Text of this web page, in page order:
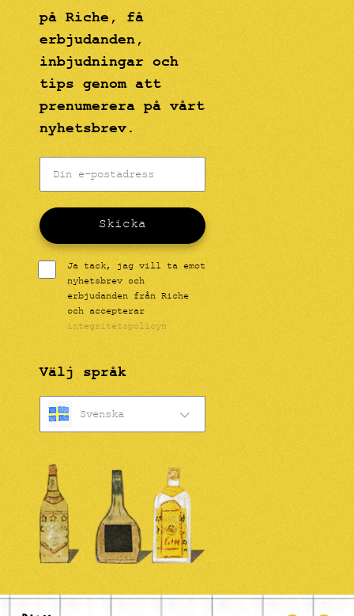
på Riche, få
erbjudanden,
inbjudningar och
tips genom att
prenumerera på vårt
nyhetsbrev.
Skicka
Ja tack, jag vill ta emot
nyhetsbrev och
erbjudanden från Riche
och accepterar
integritetspolicyn
Välj språk
Svenska